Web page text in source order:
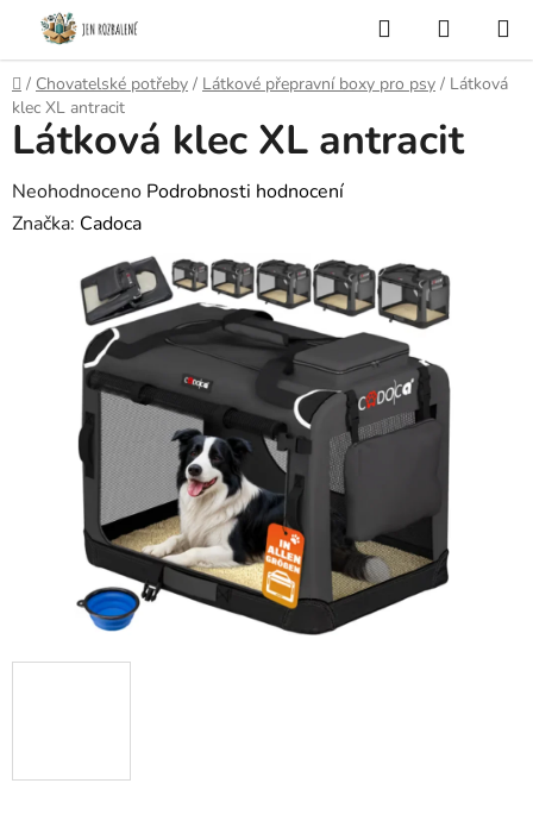
Přejít
obsah
Hledat
KOŠÍK
Domů
/ Chovatelské potřeby / Látkové přepravní boxy pro psy / Látková
klec XL antracit
Látková klec XL antracit
Průměrné
hodnocení
hvězdiček.
Neohodnoceno Podrobnosti hodnocení
Značka: Cadoca